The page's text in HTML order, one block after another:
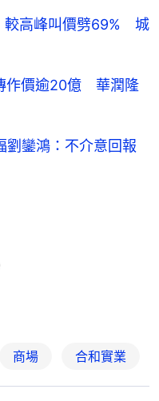
較高峰叫價劈69% 城
作價逾20億 華潤隆
鑾鴻：不介意回報
商場 合和實業